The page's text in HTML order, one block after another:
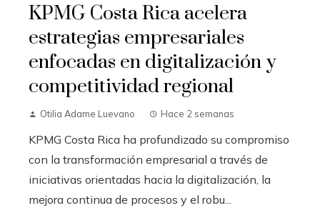
KPMG Costa Rica acelera
estrategias empresariales
enfocadas en digitalización y
competitividad regional
Otilia Adame Luevano Hace 2 semanas
KPMG Costa Rica ha profundizado su compromiso
con la transformación empresarial a través de
iniciativas orientadas hacia la digitalización, la
mejora continua de procesos y el robu...